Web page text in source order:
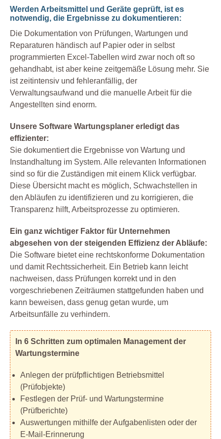
Werden Arbeitsmittel und Geräte geprüft, ist es
notwendig, die Ergebnisse zu dokumentieren:
Die Dokumentation von Prüfungen, Wartungen und
Reparaturen händisch auf Papier oder in selbst
programmierten Excel-Tabellen wird zwar noch oft so
gehandhabt, ist aber keine zeitgemäße Lösung mehr. Sie
ist zeitintensiv und fehleranfällig, der
Verwaltungsaufwand und die manuelle Arbeit für die
Angestellten sind enorm.
Unsere Software Wartungsplaner erledigt das
effizienter:
Sie dokumentiert die Ergebnisse von Wartung und
Instandhaltung im System. Alle relevanten Informationen
sind so für die Zuständigen mit einem Klick verfügbar.
Diese Übersicht macht es möglich, Schwachstellen in
den Abläufen zu identifizieren und zu korrigieren, die
Transparenz hilft, Arbeitsprozesse zu optimieren.
Ein ganz wichtiger Faktor für Unternehmen
abgesehen von der steigenden Effizienz der Abläufe:
Die Software bietet eine rechtskonforme Dokumentation
und damit Rechtssicherheit. Ein Betrieb kann leicht
nachweisen, dass Prüfungen korrekt und in den
vorgeschriebenen Zeiträumen stattgefunden haben und
kann beweisen, dass genug getan wurde, um
Arbeitsunfälle zu verhindern.
In 6 Schritten zum optimalen Management der
Wartungstermine
Anlegen der prüfpflichtigen Betriebsmittel
(Prüfobjekte)
Festlegen der Prüf- und Wartungstermine
(Prüfberichte)
Auswertungen mithilfe der Aufgabenlisten oder der
E-Mail-Erinnerung